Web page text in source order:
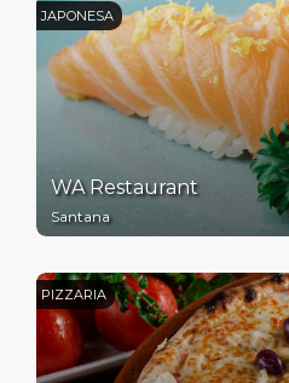
JAPONESA
WA Restaurant
Santana
PIZZARIA